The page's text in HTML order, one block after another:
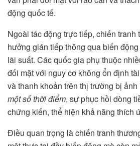
động quốc tế.
Ngoài tác động trực tiếp, chiến tranh
hưởng gián tiếp thông qua biến
lãi suất. Các quốc gia phụ thuộc
đối mặt với nguy cơ không ổn định
và thanh khoản trên thị trường bị
một số thời điểm, sự phục hồi dòng
chứng kiến, thể hiện khả năng thích
Điều quan trọng là chiến tranh